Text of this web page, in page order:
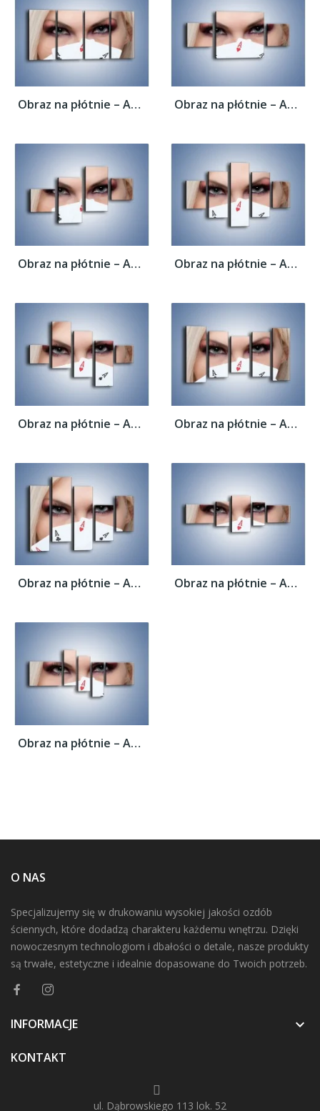
Obraz na płótnie – As w kobiecej dłoni –... Obraz na płótnie – As w kobiecej dłoni –...
Obraz na płótnie – As w kobiecej dłoni –... Obraz na płótnie – As w kobiecej dłoni –...
Obraz na płótnie – As w kobiecej dłoni –... Obraz na płótnie – As w kobiecej dłoni –...
Obraz na płótnie – As w kobiecej dłoni –... Obraz na płótnie – As w kobiecej dłoni –...
Obraz na płótnie – As w kobiecej dłoni –...
O NAS
Specjalizujemy się w drukowaniu wysokiej jakości ozdób
ściennych, które dodadzą charakteru każdemu wnętrzu. Dzięki
nowoczesnym technologiom i dbałości o detale, nasze produkty
są trwałe, estetyczne i idealnie dopasowane do Twoich potrzeb.
INFORMACJE 
KONTAKT
ul. Dąbrowskiego 113 lok. 52